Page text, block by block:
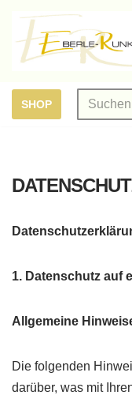
Zum
Inhalt
springen
SHOP
1. Datenschutz auf
Allgemeine
Die folgenden
darüber, was mit